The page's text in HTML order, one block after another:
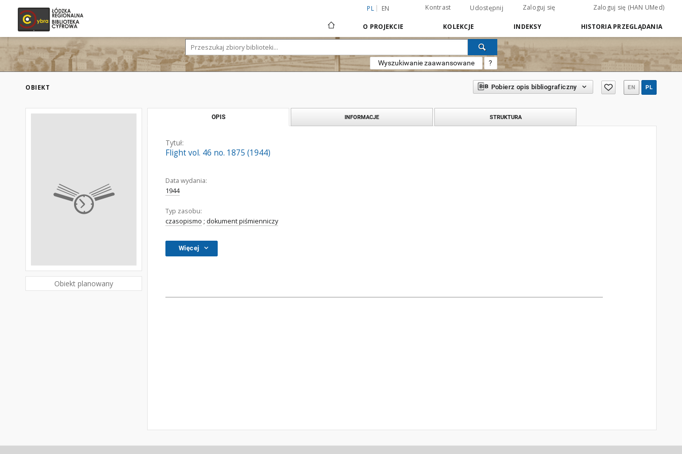
PL EN Kontrast Udostępnij Zaloguj się Zaloguj się (HAN UMed)
O PROJEKCIE KOLEKCJE INDEKSY HISTORIA PRZEGLĄDANIA
Wyszukiwanie zaawansowane ?
OBIEKT Pobierz opis bibliograficzny EN PL
Obiekt planowany
OPIS INFORMACJE STRUKTURA
Tytuł:
Flight vol. 46 no. 1875 (1944)
Data wydania:
1944
Typ zasobu:
czasopismo ; dokument piśmienniczy
Więcej